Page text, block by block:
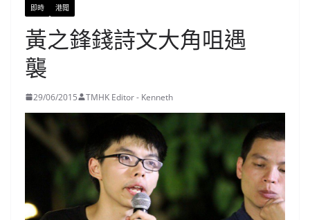
即時 港聞
黃之鋒錢詩文大角咀遇
襲
29/06/2015 TMHK Editor - Kenneth